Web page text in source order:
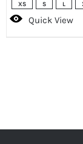
€14,95.
XS S L
Quick View